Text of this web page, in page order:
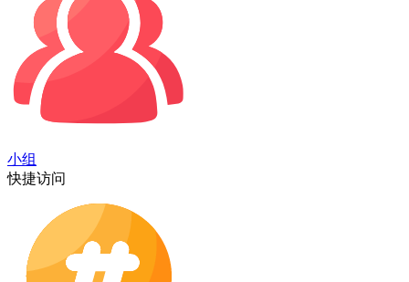
小组
快捷访问